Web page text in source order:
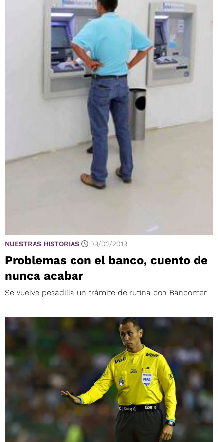
NUESTRAS HISTORIAS 09/02/2019
Problemas con el banco, cuento de
nunca acabar
Se vuelve pesadilla un trámite de rutina con Bancomer